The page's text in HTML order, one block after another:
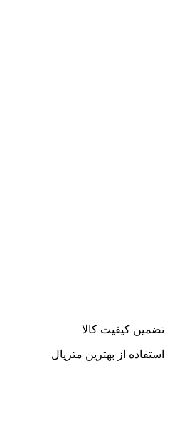
تضمین کیفیت کالا
استفاده از بهترین متریال